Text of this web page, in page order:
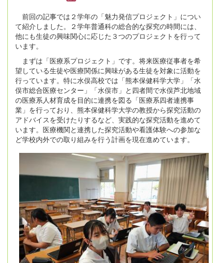
前回の記事では２学年の「魅力発信プロジェクト」につい
て紹介しました。２学年普通科の総合的な探究の時間には、
他にも生徒の興味関心に応じた３つのプロジェクトを行って
います。
まずは「医療系プロジェクト」です。将来医療従事者を希
望している生徒や医療関係に興味がある生徒を対象に活動を
行っています。特に水俣高校では「熊本保健科学大学」「水
俣市総合医療センター」「水俣市」と四者間で水俣芦北地域
の医療系人材育成を目的に連携を図る「医療系四者連携事
業」を行っており、熊本保健科学大学の教授から探究活動の
アドバイスを受けたりするなど、実践的な探究活動を進めて
います。医療機関と連携した探究活動や看護体験への参加な
ど学校内外での取り組みを行う計画を現在進めています。